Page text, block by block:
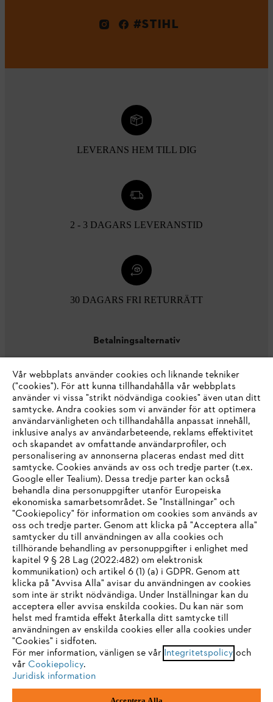
#STIHL
LEVERANS HEM TILL DIG
2 - 3 DAGARS LEVERANSTID
30 DAGARS FRI RETURRÄTT
Betalningsalternativ
Företaget
STIHL FAQ
Service
Allmänna villkor och bestämmelser
Integritetspolicy
Juridisk information
IHR BROWSER WIRD NICHT
UNTERSTÜTZT
Sie nutzen einen Browser, den wir noch nicht unterstützen. Für
eine optimale Nutzung unserer Seite empfehlen wir Ihnen, zu
einem der folgenden Browser zu wechseln:
Firefox Chrome
Vår webbplats använder cookies och liknande tekniker
("cookies"). För att kunna tillhandahålla vår webbplats
använder vi vissa "strikt nödvändiga cookies" även utan ditt
samtycke. Andra cookies som vi använder för att optimera
användarvänligheten och tillhandahålla anpassat innehåll,
inklusive analys av användarbeteende, reklams effektivitet
och skapandet av omfattande användarprofiler, och
personalisering av annonserna placeras endast med ditt
samtycke. Cookies används av oss och tredje parter (t.ex.
Google eller Tealium). Dessa tredje parter kan också
behandla dina personuppgifter utanför Europeiska
ekonomiska samarbetsområdet. Se "Inställningar" och
"Cookiepolicy" för information om cookies som används av
oss och tredje parter. Genom att klicka på "Acceptera alla"
samtycker du till användningen av alla cookies och
tillhörande behandling av personuppgifter i enlighet med
kapitel 9 § 28 Lag (2022:482) om elektronisk
kommunikation) och artikel 6 (1) (a) i GDPR. Genom att
klicka på "Avvisa Alla" avisar du användningen av cookies
som inte är strikt nödvändiga. Under Inställningar kan du
acceptera eller avvisa enskilda cookies. Du kan när som
helst med framtida effekt återkalla ditt samtycke till
användningen av enskilda cookies eller alla cookies under
"Cookies" i sidfoten.
För mer information, vänligen se vår Integritetspolicy och
vår Cookiepolicy.
Juridisk information